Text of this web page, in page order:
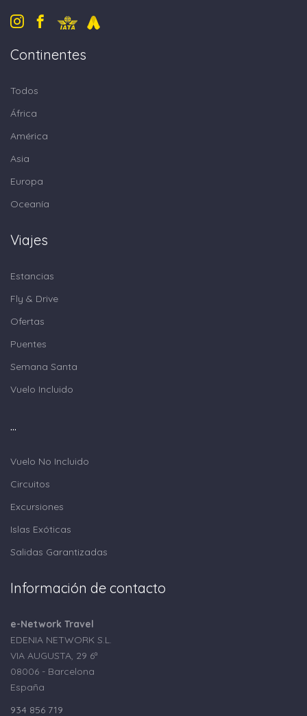
Continentes
Todos
África
América
Asia
Europa
Oceanía
Viajes
Estancias
Fly & Drive
Ofertas
Puentes
Semana Santa
Vuelo Incluido
...
Vuelo No Incluido
Circuitos
Excursiones
Islas Exóticas
Salidas Garantizadas
Información de contacto
e-Network Travel
EDENIA NETWORK S.L.
VIA AUGUSTA, 29 6ª
08006 - Barcelona
España
934 856 719